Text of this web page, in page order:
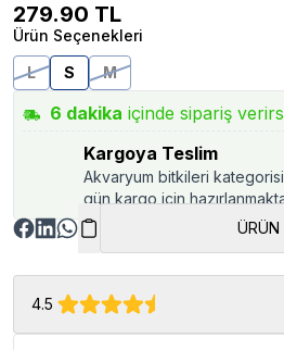
279.90 TL
Ürün Seçenekleri
L
S M
6 dakika içinde sipariş
Kargoya Teslim
Akvaryum bitkileri
gün kargo için
ÜRÜN
4.5